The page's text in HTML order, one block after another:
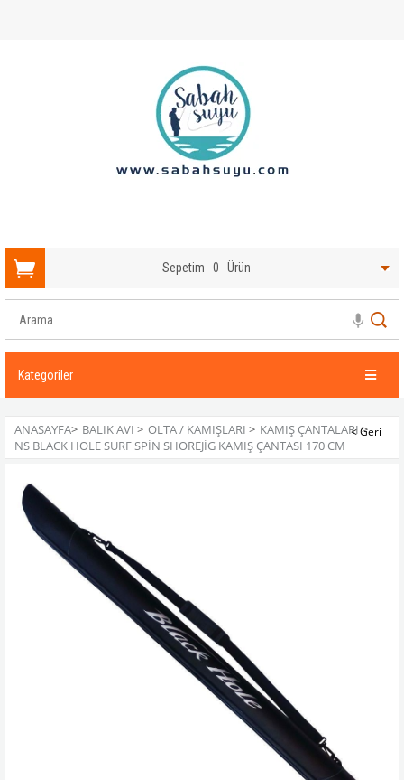
Sepetim 0 Ürün
Kategoriler
ANASAYFA> BALIK AVI > OLTA / KAMIŞLARI > KAMIŞ ÇANTALARI>
NS BLACK HOLE SURF SPIN SHOREJIG KAMIŞ ÇANTASI 170 CM